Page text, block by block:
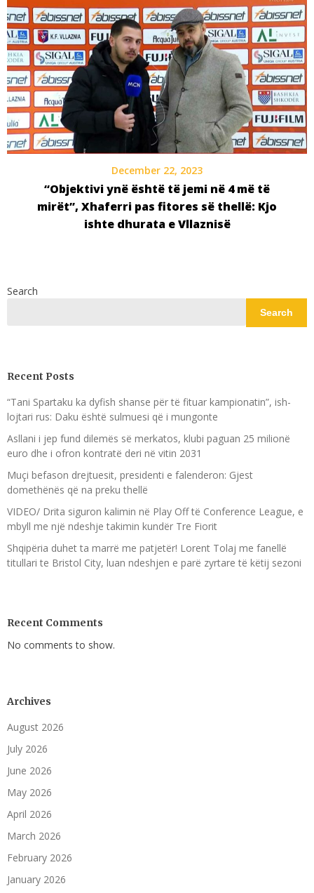
December 22, 2023
“Objektivi ynë është të jemi në 4 më të
mirët”, Xhaferri pas fitores së thellë: Kjo
ishte dhurata e Vllaznisë
Search
Search
Recent Posts
“Tani Spartaku ka dyfish shanse për të fituar kampionatin”, ish-
lojtari rus: Daku është sulmuesi që i mungonte
Asllani i jep fund dilemës së merkatos, klubi paguan 25 milionë
euro dhe i ofron kontratë deri në vitin 2031
Muçi befason drejtuesit, presidenti e falenderon: Gjest
domethënës që na preku thellë
VIDEO/ Drita siguron kalimin në Play Off të Conference League, e
mbyll me një ndeshje takimin kundër Tre Fiorit
Shqipëria duhet ta marrë me patjetër! Lorent Tolaj me fanellë
titullari te Bristol City, luan ndeshjen e parë zyrtare të këtij sezoni
Recent Comments
No comments to show.
Archives
August 2026
July 2026
June 2026
May 2026
April 2026
March 2026
February 2026
January 2026